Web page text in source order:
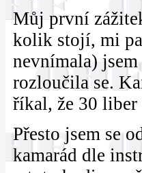
Můj první
kolik stojí, mi
nevnímala)
rozloučila se.
říkal, že 30 liber
Přesto jsem se
kamarád dle